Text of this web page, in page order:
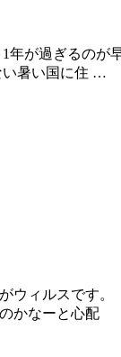
年が過ぎるのが
い暑い国に住 …
ウィルスです。
かなーと心配